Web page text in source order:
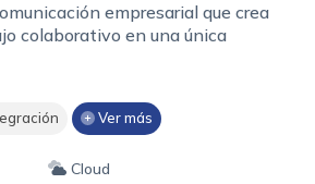
empresarial que crea
colaborativo en una única
Ver más
Cloud